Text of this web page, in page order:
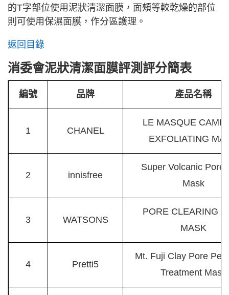
的T字部位使用泥狀清潔面膜，面頰等較乾燥的部位
則可使用保濕面膜，作分區護理。
返回目錄
消委會泥狀清潔面膜評測評分簡表
編號 品牌 產品名稱
1 CHANEL
LE MASQUE
EXFOLIATING
2 innisfree
Super Volcanic Pore
Mask
3 WATSONS
PORE CLEARING
MASK
4 Pretti5
Mt. Fuji Clay Pore
Treatment Mask